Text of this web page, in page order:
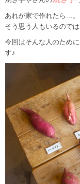
あれが家で作れたら…。
そう思う人もいるのでは
今回はそんな人のため
す♪